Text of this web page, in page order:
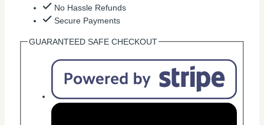
No Hassle Refunds
Secure Payments
GUARANTEED SAFE CHECKOUT